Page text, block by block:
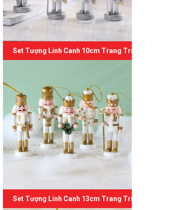
Set Tượng Lính Canh 10cm Trang Trí Giáng Sinh 04
Set Tượng Lính Canh 13cm Trang Trí Giáng Sinh 03